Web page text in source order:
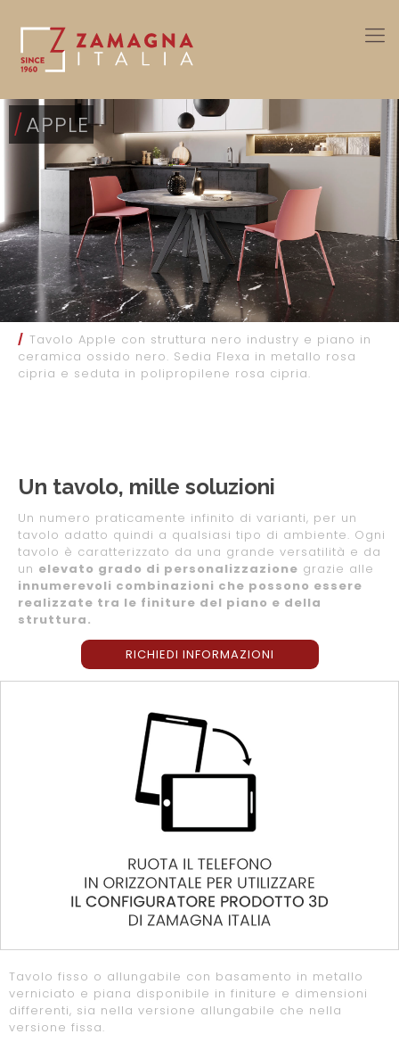
/APPLE
/ Tavolo Apple con struttura nero industry e piano in
ceramica ossido nero. Sedia Flexa in metallo rosa
cipria e seduta in polipropilene rosa cipria.
Un tavolo, mille soluzioni
Un numero praticamente infinito di varianti, per un
tavolo adatto quindi a qualsiasi tipo di ambiente. Ogni
tavolo è caratterizzato da una grande versatilità e da
un elevato grado di personalizzazione grazie alle
innumerevoli combinazioni che possono essere
realizzate tra le finiture del piano e della
struttura.
RICHIEDI INFORMAZIONI
Tavolo fisso o allungabile con basamento in metallo
verniciato e piana disponibile in finiture e dimensioni
differenti, sia nella versione allungabile che nella
versione fissa.